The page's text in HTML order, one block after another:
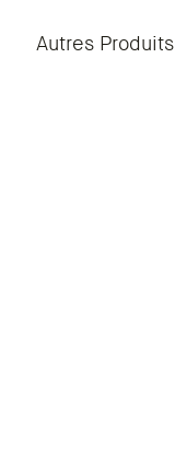
Autres Produits